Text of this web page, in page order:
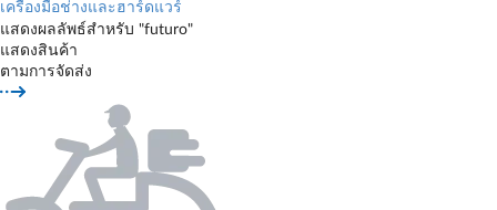
เครื่องมือช่างและฮาร์ดแวร์
แสดงผลลัพธ์สำหรับ "futuro"
แสดงสินค้า
ตามการจัดส่ง